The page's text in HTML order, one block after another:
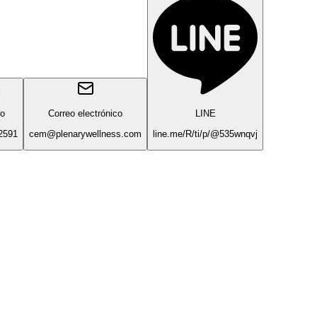
Correo electrónico
cem@plenarywellness.com
LINE
line.me/R/ti/p/@535wnqvj